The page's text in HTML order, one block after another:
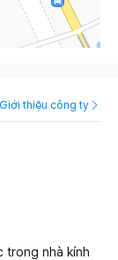
Giới thiệu công ty
trong nhà kính